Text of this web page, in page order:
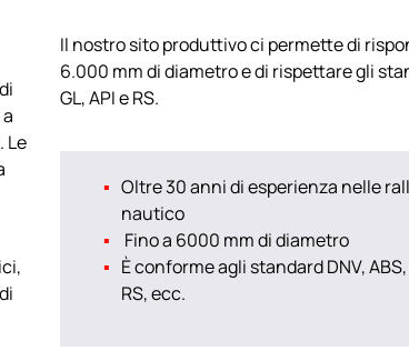
Le
Il nostro sito produttivo ci permette di
6.000 mm di diametro e di rispettare gli
GL, API e RS.
Oltre 30 anni di esperienza nelle
nautico
Fino a 6000 mm di diametro
È conforme agli standard DNV, ABS,
RS, ecc.